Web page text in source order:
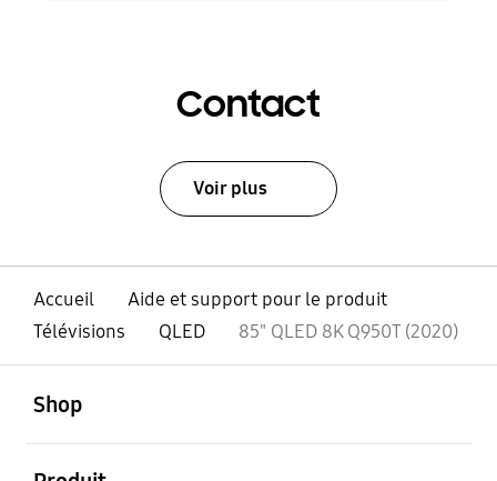
Contact
Voir plus
Accueil
Aide et support pour le produit
Télévisions
QLED 85" QLED 8K Q950T (2020)
Shop